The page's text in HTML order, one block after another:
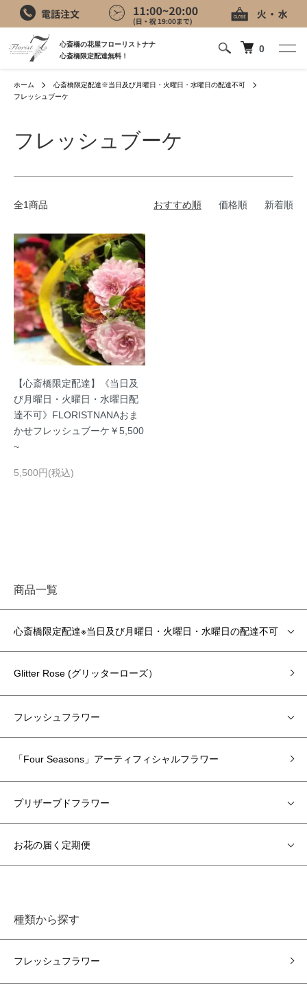
心斎橋の花屋フローリストナナ
心斎橋限定配達無料！
0
ホーム
心斎橋限定配達※当日及び月曜日・火曜日・水曜日の配達不可
フレッシュブーケ
フレッシュブーケ
全1商品 おすすめ順 価格順 新着順
【心斎橋限定配達】《当日及
び月曜日・火曜日・水曜日配
達不可》FLORISTNANAおま
かせフレッシュブーケ￥5,500
~
5,500円(税込)
商品一覧
心斎橋限定配達※当日及び月曜日・火曜日・水曜日の配達不可
Glitter Rose (グリッターローズ）
フレッシュフラワー
「Four Seasons」アーティフィシャルフラワー
プリザーブドフラワー
お花の届く定期便
種類から探す
フレッシュフラワー